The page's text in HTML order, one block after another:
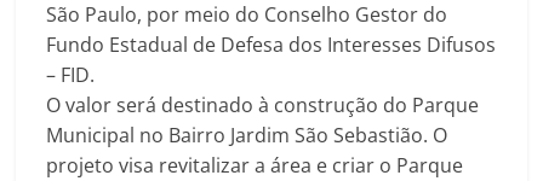
São Paulo, por meio do Conselho Gestor do
Fundo Estadual de Defesa dos Interesses Difusos
– FID.
O valor será destinado à construção do Parque
Municipal no Bairro Jardim São Sebastião. O
projeto visa revitalizar a área e criar o Parque